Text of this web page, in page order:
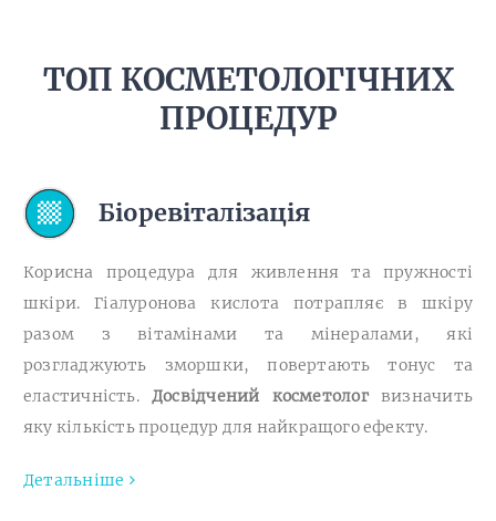
ТОП КОСМЕТОЛОГІЧНИХ
ПРОЦЕДУР
Біоревіталізація
Корисна процедура для живлення та пружності
шкіри. Гіалуронова кислота потрапляє в шкіру
разом з вітамінами та мінералами, які
розгладжують зморшки, повертають тонус та
еластичність.Досвідчений косметолог визначить
яку кількість процедур для найкращого ефекту.
Детальніше